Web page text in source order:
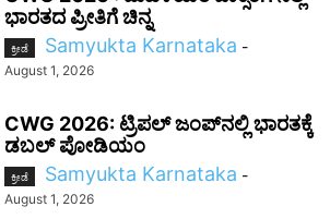
ಭಾರತದ ಪ್ರೀತಿಗೆ ಚಿನ್ನ
ಕ್ರೀಡೆ Samyukta Karnataka -
August 1, 2026
CWG 2026: ಟ್ರಿಪಲ್ ಜಂಪ್‌ನಲ್ಲಿ ಭಾರತಕ್ಕೆ
ಡಬಲ್ ಪೋಡಿಯಂ
ಕ್ರೀಡೆ Samyukta Karnataka -
August 1, 2026